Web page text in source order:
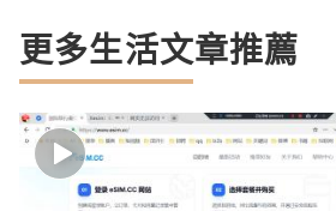
更多生活文章推薦